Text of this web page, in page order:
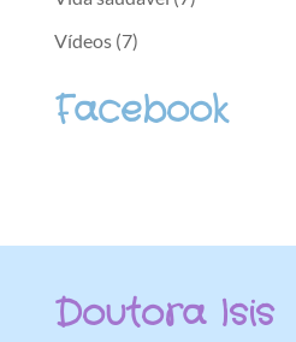
Vídeos(7)
Facebook
Doutora Isis